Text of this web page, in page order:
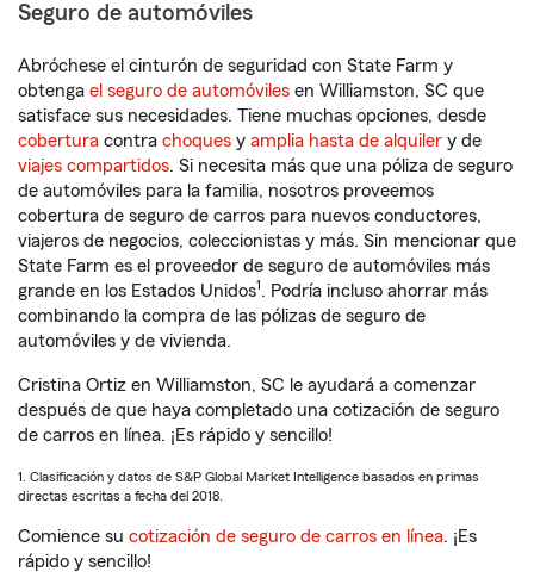
Seguro de automóviles
Abróchese el cinturón de seguridad con State Farm y
obtenga el seguro de automóviles en Williamston, SC que
satisface sus necesidades. Tiene muchas opciones, desde
cobertura contra choques y amplia hasta de alquiler y de
viajes compartidos. Si necesita más que una póliza de seguro
de automóviles para la familia, nosotros proveemos
cobertura de seguro de carros para nuevos conductores,
viajeros de negocios, coleccionistas y más. Sin mencionar que
State Farm es el proveedor de seguro de automóviles más
grande en los Estados Unidos1. Podría incluso ahorrar más
combinando la compra de las pólizas de seguro de
automóviles y de vivienda.
Cristina Ortiz en Williamston, SC le ayudará a comenzar
después de que haya completado una cotización de seguro
de carros en línea. ¡Es rápido y sencillo!
1. Clasificación y datos de S&P Global Market Intelligence basados en primas
directas escritas a fecha del 2018.
Comience su cotización de seguro de carros en línea. ¡Es
rápido y sencillo!